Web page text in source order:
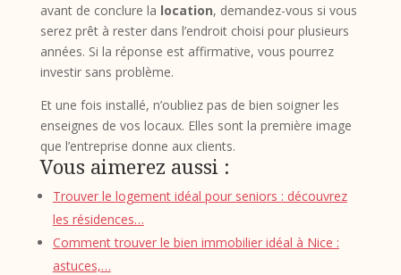
avant de conclure la location, demandez-vous si vous
serez prêt à rester dans l’endroit choisi pour plusieurs
années. Si la réponse est affirmative, vous pourrez
investir sans problème.
Et une fois installé, n’oubliez pas de bien soigner les
enseignes de vos locaux. Elles sont la première image
que l’entreprise donne aux clients.
Vous aimerez aussi :
Trouver le logement idéal pour seniors : découvrez
les résidences…
Comment trouver le bien immobilier idéal à Nice :
astuces,…